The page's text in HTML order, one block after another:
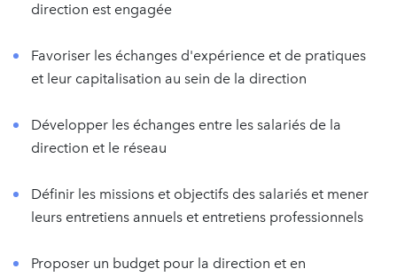
direction est engagée
Favoriser les échanges d'expérience et de pratiques
et leur capitalisation au sein de la direction
Développer les échanges entre les salariés de la
direction et le réseau
Définir les missions et objectifs des salariés et mener
leurs entretiens annuels et entretiens professionnels
Proposer un budget pour la direction et en